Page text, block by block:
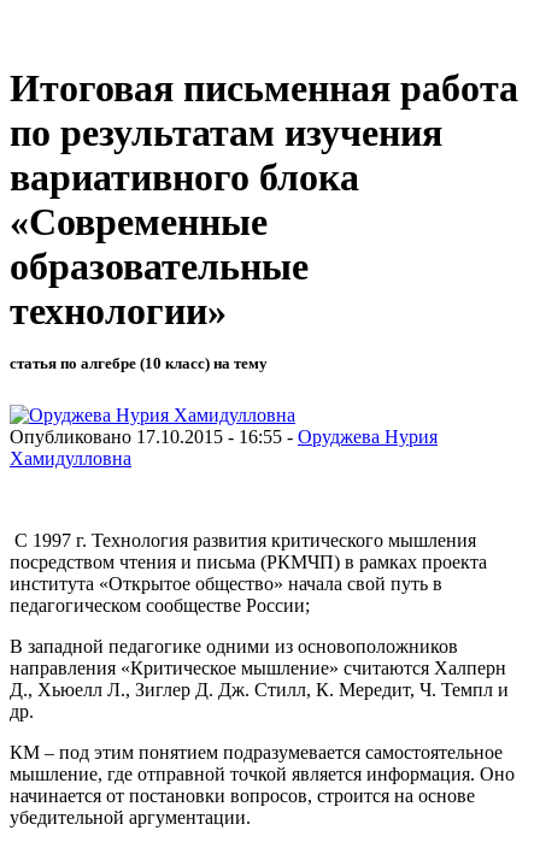
Итоговая письменная работа
по результатам изучения
вариативного блока
«Современные
образовательные
технологии»
статья по алгебре (10 класс) на тему
Опубликовано 17.10.2015 - 16:55 - Оруджева Нурия
Хамидулловна
С 1997 г. Технология развития критического мышления
посредством чтения и письма (РКМЧП) в рамках проекта
института «Открытое общество» начала свой путь в
педагогическом сообществе России;
В западной педагогике одними из основоположников
направления «Критическое мышление» считаются Халперн
Д., Хьюелл Л., Зиглер Д. Дж. Стилл, К. Мередит, Ч. Темпл и
др.
КМ – под этим понятием подразумевается самостоятельное
мышление, где отправной точкой является информация. Оно
начинается от постановки вопросов, строится на основе
убедительной аргументации.